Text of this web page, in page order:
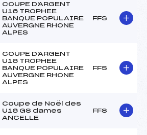
COUPE D'ARGENT
U16 TROPHEE
BANQUE POPULAIRE
AUVERGNE RHONE
ALPES
FFS
COUPE D'ARGENT
U16 TROPHEE
BANQUE POPULAIRE
AUVERGNE RHONE
ALPES
FFS
Coupe de Noël des
U16 GS dames
ANCELLE
FFS